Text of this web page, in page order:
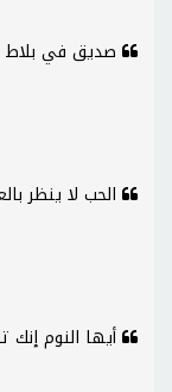
صديق في
الحب لا ينظر
أيها النوم إنك